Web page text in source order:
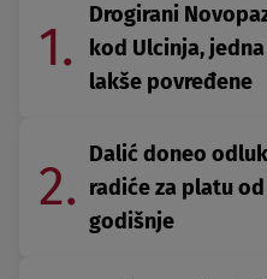
1.
Drogirani
kod Ulcinja,
lakše povređene
2.
Dalić doneo
radiće za platu
godišnje